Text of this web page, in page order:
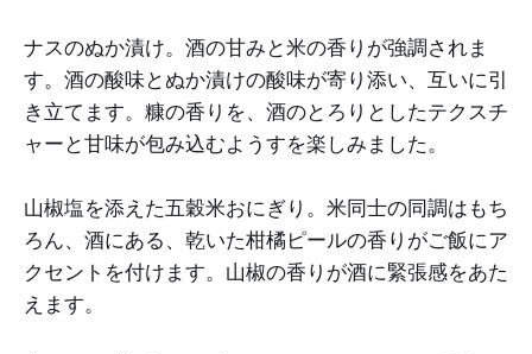
ナスのぬか漬け。酒の甘みと米の香りが強調されま
す。酒の酸味とぬか漬けの酸味が寄り添い、互いに引
き立てます。糠の香りを、酒のとろりとしたテクスチ
ャーと甘味が包み込むようすを楽しみました。
山椒塩を添えた五穀米おにぎり。米同士の同調はもち
ろん、酒にある、乾いた柑橘ピールの香りがご飯にア
クセントを付けます。山椒の香りが酒に緊張感をあた
えます。